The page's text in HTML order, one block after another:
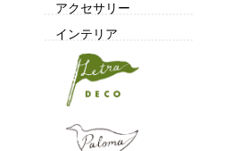
アクセサリー
インテリア